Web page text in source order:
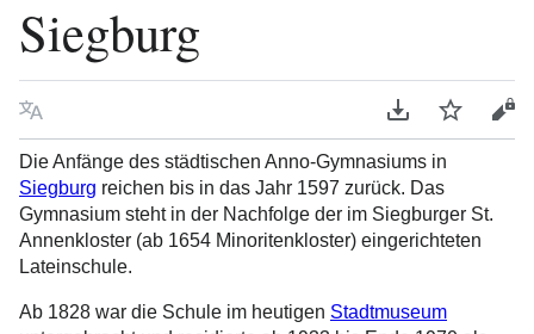
Siegburg
Sprache PDF
Die Anfänge des städtischen Anno-Gymnasiums in
Siegburg reichen bis in das Jahr 1597 zurück. Das
Gymnasium steht in der Nachfolge der im Siegburger St.
Annenkloster (ab 1654 Minoritenkloster) eingerichteten
Lateinschule.
Ab 1828 war die Schule im heutigen Stadtmuseum